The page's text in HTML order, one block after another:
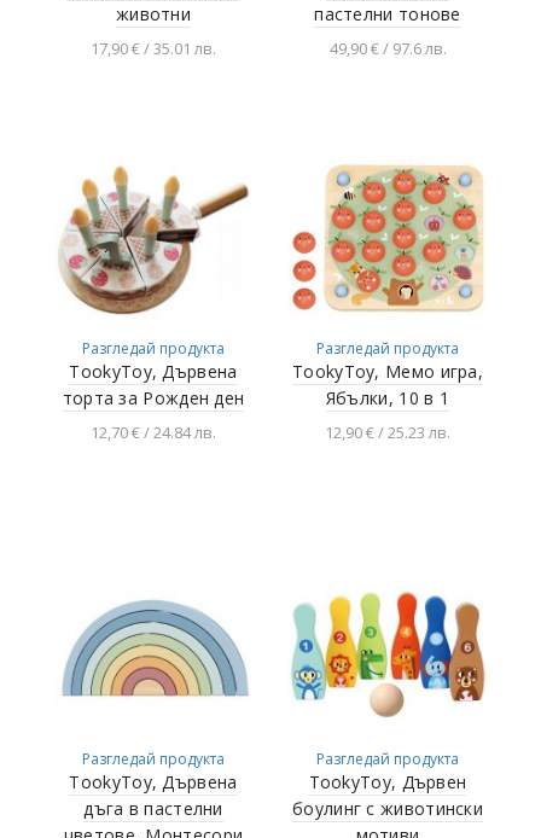
животни
17,90 € / 35.01 лв.
пастелни тонове
49,90 € / 97.6 лв.
Разгледай продукта
TookyToy, Дървена
торта за Рожден ден
12,70 € / 24.84 лв.
Разгледай продукта
TookyToy, Мемо игра,
Ябълки, 10 в 1
12,90 € / 25.23 лв.
Разгледай продукта
TookyToy, Дървена
дъга в пастелни
Разгледай продукта
TookyToy, Дървен
боулинг с животински